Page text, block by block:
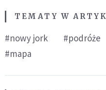
TEMATY W
#nowy jork #podróże
#mapa